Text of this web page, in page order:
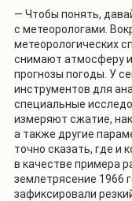
— Чтобы понять,
с метеорологами.
метеорологических
снимают атмосферу
прогнозы погоды. У
инструментов для
специальные
измеряют сжатие,
а также другие
точно сказать, где и
в качестве примера
землетрясение 1966
зафиксировали